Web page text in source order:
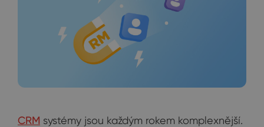
CRM systémy jsou každým rokem komplexnější.